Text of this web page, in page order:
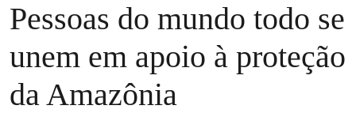
Pessoas do mundo todo se
unem em apoio à proteção
da Amazônia